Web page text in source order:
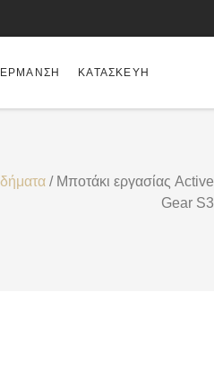
ΚΑΤΑΣΚΕΥΉ
/ Μποτάκι εργασίας Active
Gear S3